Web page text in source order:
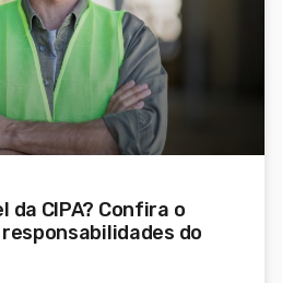
da CIPA? Confira o
do